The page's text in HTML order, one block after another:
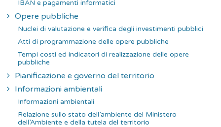
IBAN e pagamenti informatici
Opere pubbliche
Nuclei di valutazione e verifica degli investimenti pubblici
Atti di programmazione delle opere pubbliche
Tempi costi ed indicatori di realizzazione delle opere
pubbliche
Pianificazione e governo del territorio
Informazioni ambientali
Informazioni ambientali
Relazione sullo stato dell’ambiente del Ministero
dell’Ambiente e della tutela del territorio